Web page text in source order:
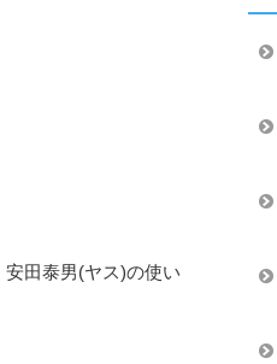
田泰男(ヤス)の使い